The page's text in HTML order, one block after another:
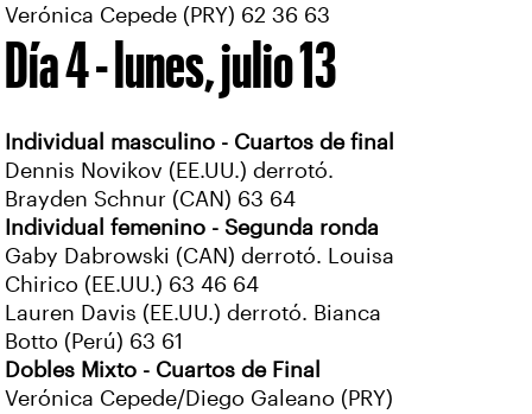
Verónica Cepede (PRY) 62 36 63
Día 4 - lunes, julio 13
Individual masculino - Cuartos de final
Dennis Novikov (EE.UU.) derrotó.
Brayden Schnur (CAN) 63 64
Individual femenino - Segunda ronda
Gaby Dabrowski (CAN) derrotó. Louisa
Chirico (EE.UU.) 63 46 64
Lauren Davis (EE.UU.) derrotó. Bianca
Botto (Perú) 63 61
Dobles Mixto - Cuartos de Final
Verónica Cepede/Diego Galeano (PRY)